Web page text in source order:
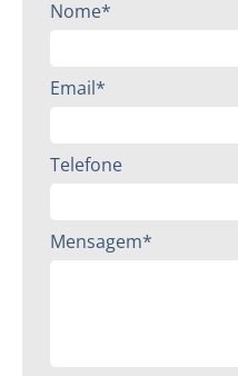
Nome*
Email*
Telefone
Mensagem*